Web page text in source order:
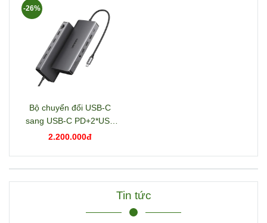
Bộ chuyển đổi USB-C
sang USB-C PD+2*USB
3.2+USB-C 3.2+2*USB
2.200.000đ
-26%
Tin tức